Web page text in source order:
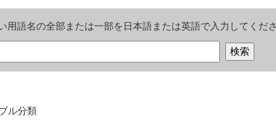
用語名の全部または一部を日本語または英語で入力してくださ
ル分類